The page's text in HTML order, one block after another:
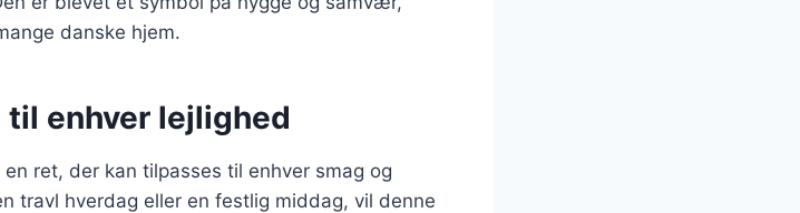
danske hjem.
enhver lejlighed
ret, der kan tilpasses til enhver smag og
travl hverdag eller en festlig middag, vil denne